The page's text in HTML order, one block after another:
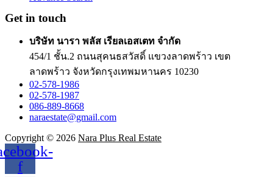
Get in touch
บริษัท นารา พลัส เรียลเอสเตท จำกัด
454/1 ชั้น.2 ถนนสุคนธสวัสดิ์ แขวงลาดพร้าว เขต
ลาดพร้าว จังหวัดกรุงเทพมหานคร 10230
02-578-1986
02-578-1987
086-889-8668
naraestate@gmail.com
Copyright © 2026 Nara Plus Real Estate
f